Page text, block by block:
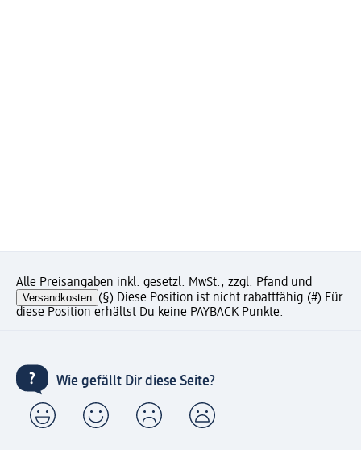
Alle Preisangaben inkl. gesetzl. MwSt., zzgl. Pfand und
Versandkosten (§) Diese Position ist nicht rabattfähig.(#) Für
diese Position erhältst Du keine PAYBACK Punkte.
Wie gefällt Dir diese Seite?